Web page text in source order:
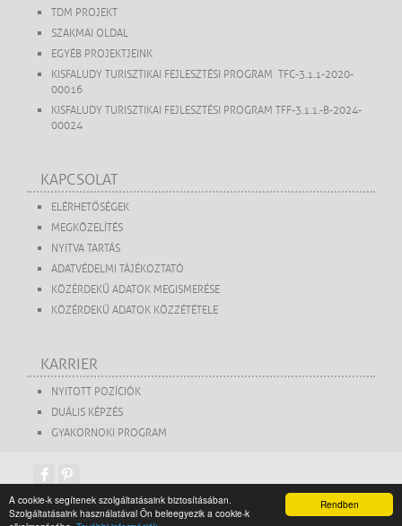
Rendben
A cookie-k segítenek szolgáltatásaink biztosításában.
Szolgáltatásaink használatával Ön beleegyezik a cookie-k
TDM PROJEKT
SZAKMAI OLDAL
EGYÉB PROJEKTJEINK
KISFALUDY TURISZTIKAI FEJLESZTÉSI PROGRAM TFC-3.1.1-2020-
00016
KISFALUDY TURISZTIKAI FEJLESZTÉSI PROGRAM TFF-3.1.1.-B-2024-
00024
KAPCSOLAT
ELÉRHETŐSÉGEK
MEGKÖZELÍTÉS
NYITVA TARTÁS
ADATVÉDELMI TÁJÉKOZTATÓ
KÖZÉRDEKŰ ADATOK MEGISMERÉSE
KÖZÉRDEKŰ ADATOK KÖZZÉTÉTELE
KARRIER
NYITOTT POZÍCIÓK
DUÁLIS KÉPZÉS
GYAKORNOKI PROGRAM
copyright 2015. Székesfehérvári Turisztikai Közhasznú Nonprofit Kft.